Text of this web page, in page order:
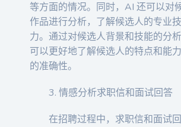
等方面的情况。同时，AI 还可以对
作品进行分析，了解候选人的专业
力。通过对候选人背景和技能的分
可以更好地了解候选人的特点和能
的准确性。
3. 情感分析求职信和面试回答
在招聘过程中，求职信和面试